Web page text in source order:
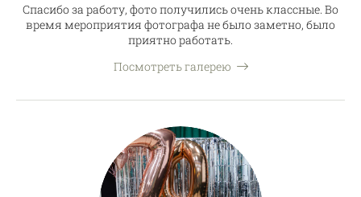
Спасибо за работу, фото получились очень классные. Во
время мероприятия фотографа не было заметно, было
приятно работать.
Посмотреть галерею